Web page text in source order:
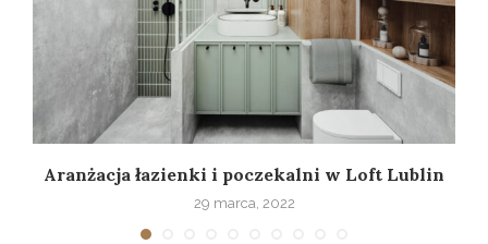
Aranżacja łazienki i poczekalni w Loft Lublin
29 marca, 2022